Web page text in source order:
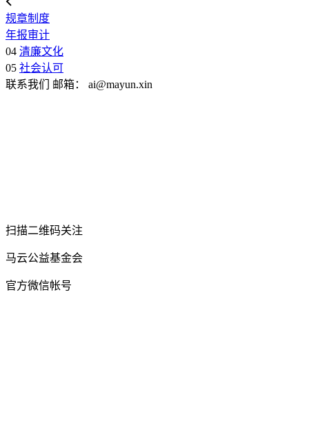
规章制度
年报审计
04 清廉文化
05 社会认可
联系我们
邮箱： ai@mayun.xin
扫描二维码关注
马云公益基金会
官方微信帐号